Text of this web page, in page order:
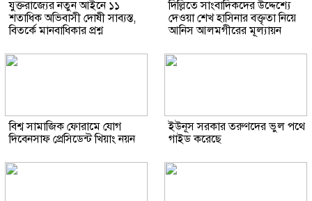
যুক্তরাজ্যের নতুন আইনে ১১
শতাধিক অভিবাসী দোষী সাব্যস্ত,
বিতর্কে মানবাধিকার প্রশ্ন
দিল্লিতে সাংবাদিকদের উদ্দেশ্যে
দেওয়া শেখ হাসিনার বক্তৃতা নিয়ে
আনিস আলমগীরের মূল্যায়ন
বিশ্ব সামাজিক ফোরামে যোগ
দিবেনসাফ প্রেসিডেন্ট খিয়াং নয়ন
ইউনূস সরকার তরুণদের ভুল পথে
গাইড করেছে